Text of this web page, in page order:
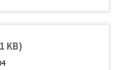
KB)